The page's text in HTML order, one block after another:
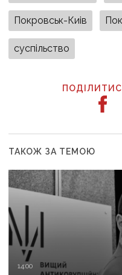
Покровськ-Киів
суспільство
ТАКОЖ ЗА ТЕМОЮ
14:00